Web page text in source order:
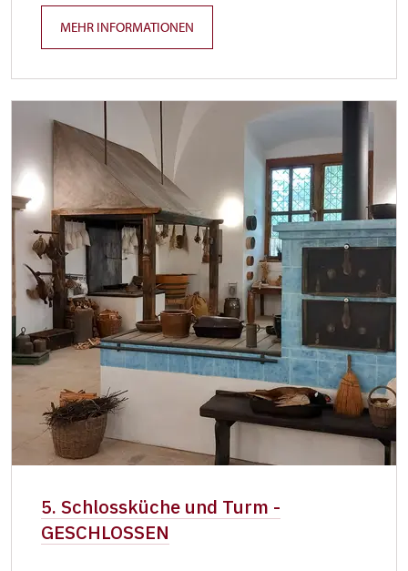
MEHR INFORMATIONEN
5. Schlossküche und Turm -
GESCHLOSSEN